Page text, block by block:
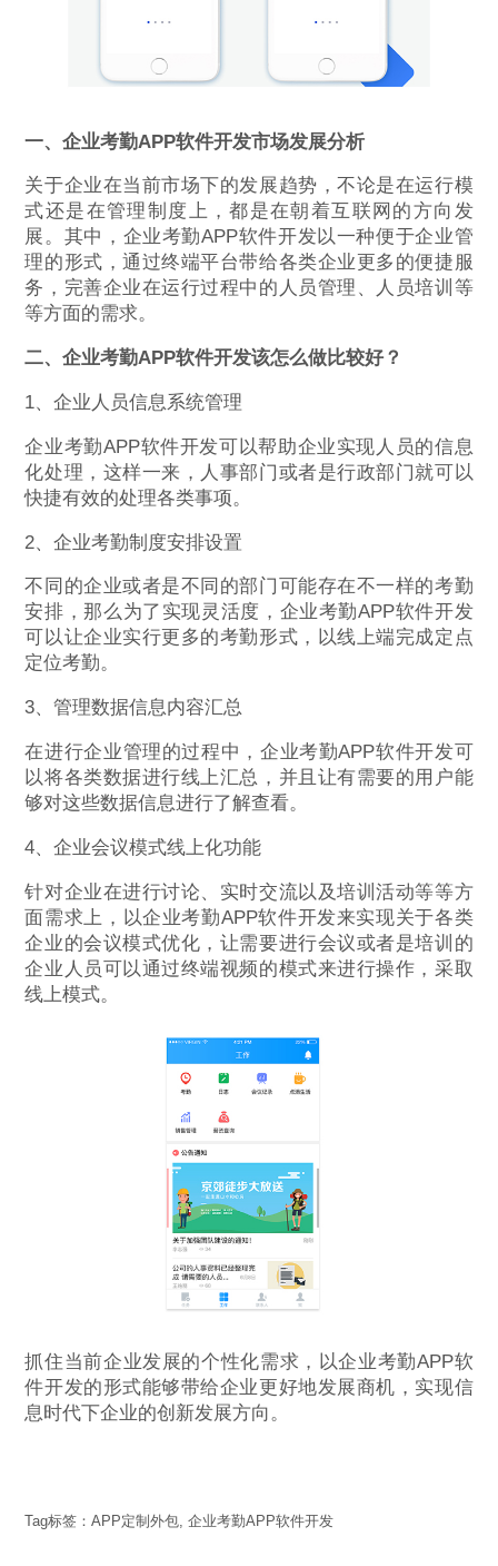
一、企业考勤APP软件开发市场发展分析
关于企业在当前市场下的发展趋势，不论是在运行模
式还是在管理制度上，都是在朝着互联网的方向发
展。其中，企业考勤APP软件开发以一种便于企业管
理的形式，通过终端平台带给各类企业更多的便捷服
务，完善企业在运行过程中的人员管理、人员培训等
等方面的需求。
二、企业考勤APP软件开发该怎么做比较好？
1、企业人员信息系统管理
企业考勤APP软件开发可以帮助企业实现人员的信息
化处理，这样一来，人事部门或者是行政部门就可以
快捷有效的处理各类事项。
2、企业考勤制度安排设置
不同的企业或者是不同的部门可能存在不一样的考勤
安排，那么为了实现灵活度，企业考勤APP软件开发
可以让企业实行更多的考勤形式，以线上端完成定点
定位考勤。
3、管理数据信息内容汇总
在进行企业管理的过程中，企业考勤APP软件开发可
以将各类数据进行线上汇总，并且让有需要的用户能
够对这些数据信息进行了解查看。
4、企业会议模式线上化功能
针对企业在进行讨论、实时交流以及培训活动等等方
面需求上，以企业考勤APP软件开发来实现关于各类
企业的会议模式优化，让需要进行会议或者是培训的
企业人员可以通过终端视频的模式来进行操作，采取
线上模式。
抓住当前企业发展的个性化需求，以企业考勤APP软
件开发的形式能够带给企业更好地发展商机，实现信
息时代下企业的创新发展方向。
Tag标签：APP定制外包,企业考勤APP软件开发